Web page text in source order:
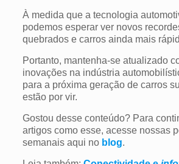
À medida que a tecnologia
podemos esperar ver novos
quebrados e carros ainda mais
Portanto, mantenha-se atualizado
inovações na indústria
para a próxima geração de carros
estão por vir.
Gostou desse conteúdo? Para
artigos como esse, acesse nossas
semanais aqui no blog.